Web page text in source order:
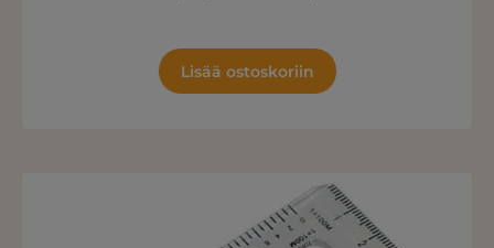
Lisää ostoskoriin